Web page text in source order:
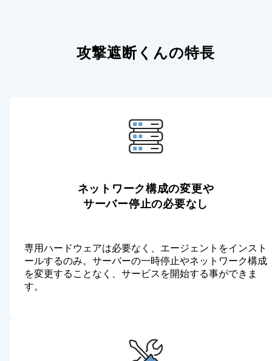
攻撃遮断くんの特長
ネットワーク構成の変更や
サーバー停止の必要なし
専用ハードウェアは必要なく、エージェントをインスト
ールするのみ。サーバーの一時停止やネットワーク構成
を変更することなく、サービスを開始する事ができま
す。